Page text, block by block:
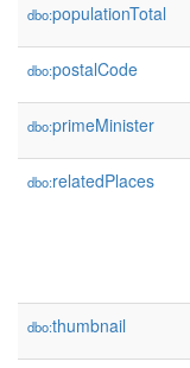
dbo:populationTotal
dbo:postalCode
dbo:primeMinister
dbo:relatedPlaces
dbo:thumbnail